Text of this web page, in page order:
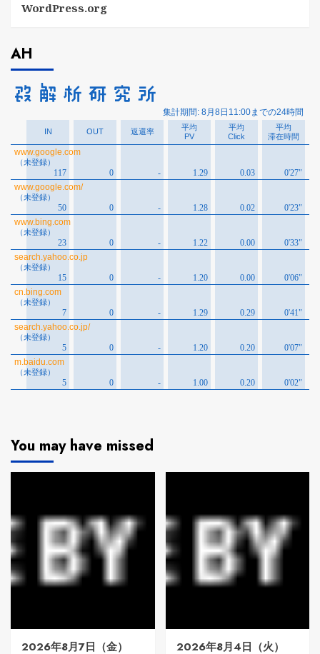
WordPress.org
AH
You may have missed
2026年8月7日（金）
2026年8月4日（火）